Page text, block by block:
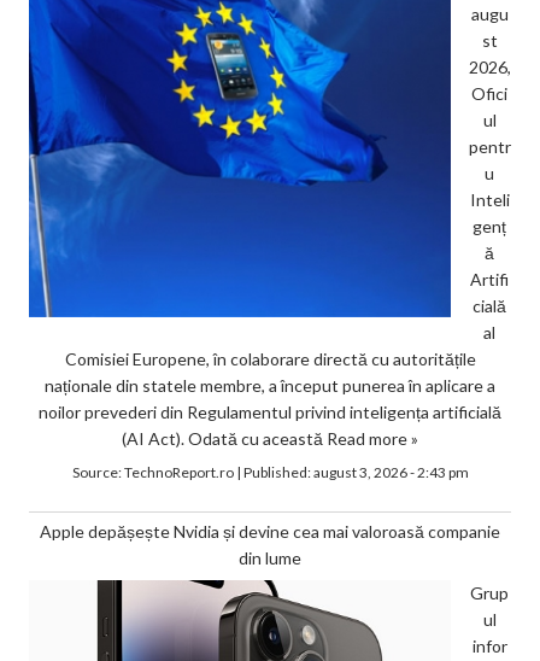
augu
st
2026,
Ofici
ul
pentr
u
Inteli
genț
ă
Artifi
cială
al
Comisiei Europene, în colaborare directă cu autoritățile
naționale din statele membre, a început punerea în aplicare a
noilor prevederi din Regulamentul privind inteligența artificială
(AI Act). Odată cu această Read more »
Source:TechnoReport.ro| Published:august 3, 2026 - 2:43 pm
Apple depășește Nvidia și devine cea mai valoroasă companie
din lume
Grup
ul
infor